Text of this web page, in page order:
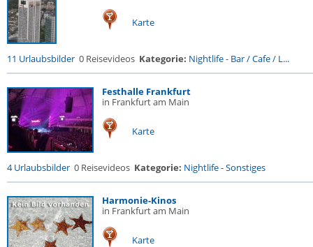
Karte
11 Urlaubsbilder 0 Reisevideos Kategorie: Nightlife- Bar / Cafe / L...
Festhalle Frankfurt
in Frankfurt am Main
Karte
4 Urlaubsbilder 0 Reisevideos Kategorie: Nightlife-Sonstiges
Harmonie-Kinos
in Frankfurt am Main
Karte